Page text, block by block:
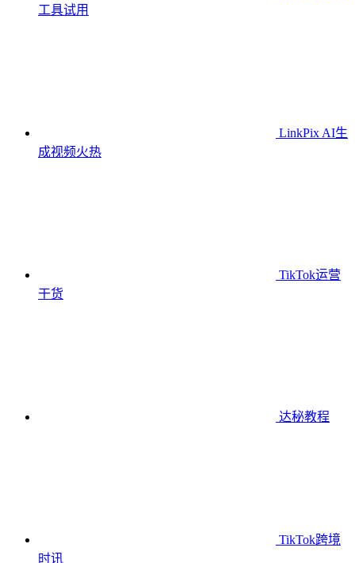
工具试用
LinkPix AI生
成视频火热
TikTok运营
干货
达秘教程
TikTok跨境
时讯